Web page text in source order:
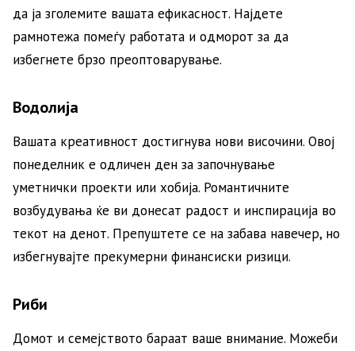
да ја зголемите вашата ефикасност. Најдете
рамнотежа помеѓу работата и одморот за да
избегнете брзо преоптоварување.
Водолија
Вашата креативност достигнува нови височини. Овој
понеделник е одличен ден за започнување
уметнички проекти или хобија. Романтичните
возбудувања ќе ви донесат радост и инспирација во
текот на денот. Препуштете се на забава навечер, но
избегнувајте прекумерни финансиски ризици.
Риби
Домот и семејството бараат ваше внимание. Можеби